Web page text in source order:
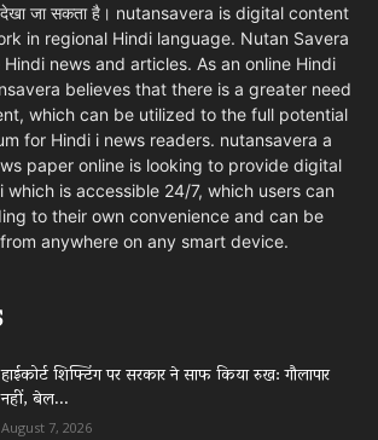
देखा जा सकता है। nutansavera is digital content
in regional Hindi language. Nutan Savera
news and articles. As an online Hindi
believes that there is a greater need
which can be utilized to the full potential
for Hindi i news readers. nutansavera a
paper online is looking to provide digital
which is accessible 24/7, which users can
to their own convenience and can be
anywhere on any smart device.
हाईकोर्ट शिफ्टिंग पर सरकार ने साफ किया रुख: गौलापार
नहीं, बेल...
August 7, 2026